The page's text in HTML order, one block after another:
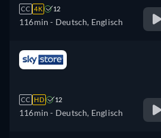
CC 4K 12
116min - Deutsch, Englisch
CC HD 12
116min - Deutsch, Englisch